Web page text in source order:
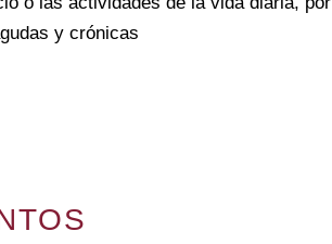
y crónicas